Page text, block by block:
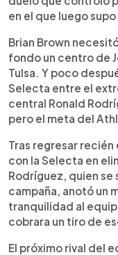
en el que luego supo
Brian Brown
fondo un centro de
Tulsa. Y poco
Selecta entre el
central Ronald
pero el meta del
Tras regresar
con la Selecta en
Rodríguez, quien se
campaña, anotó un
tranquilidad al
cobrara un tiro de
El próximo rival del